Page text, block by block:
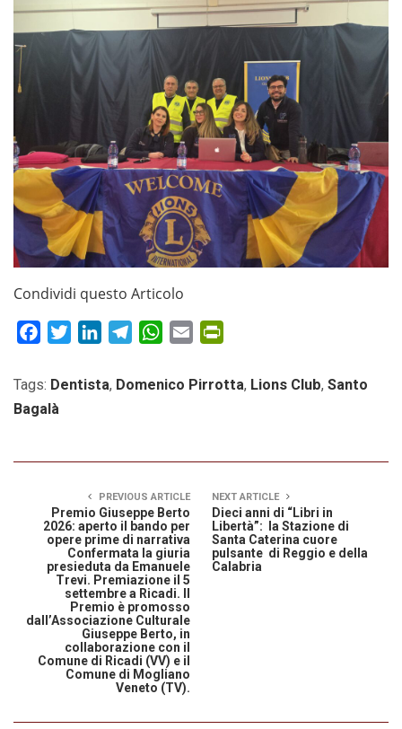
Condividi questo Articolo
FacebookTwitterLinkedInTelegramWhatsApp
Email
Tags: Dentista, Domenico Pirrotta, Lions Club, Santo
Bagalà
PREVIOUS ARTICLE
Premio Giuseppe Berto
2026: aperto il bando per
opere prime di narrativa
Confermata la giuria
presieduta da Emanuele
Trevi. Premiazione il 5
settembre a Ricadi. Il
Premio è promosso
dall’Associazione Culturale
Giuseppe Berto, in
collaborazione con il
Comune di Ricadi (VV) e il
Comune di Mogliano
Veneto (TV).
NEXT ARTICLE
Dieci anni di “Libri in
Libertà”: la Stazione di
Santa Caterina cuore
pulsante di Reggio e della
Calabria